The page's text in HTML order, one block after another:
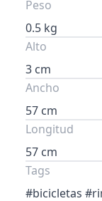
Peso
0.5 kg
Alto
3 cm
Ancho
57 cm
Longitud
57 cm
Tags
#bicicletas